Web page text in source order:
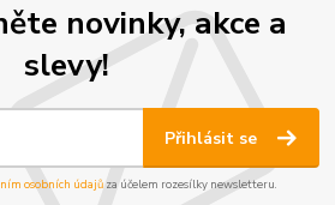
novinky, akce a
slevy!
Přihlásit se
osobních údajůza účelem rozesílky newsletteru.